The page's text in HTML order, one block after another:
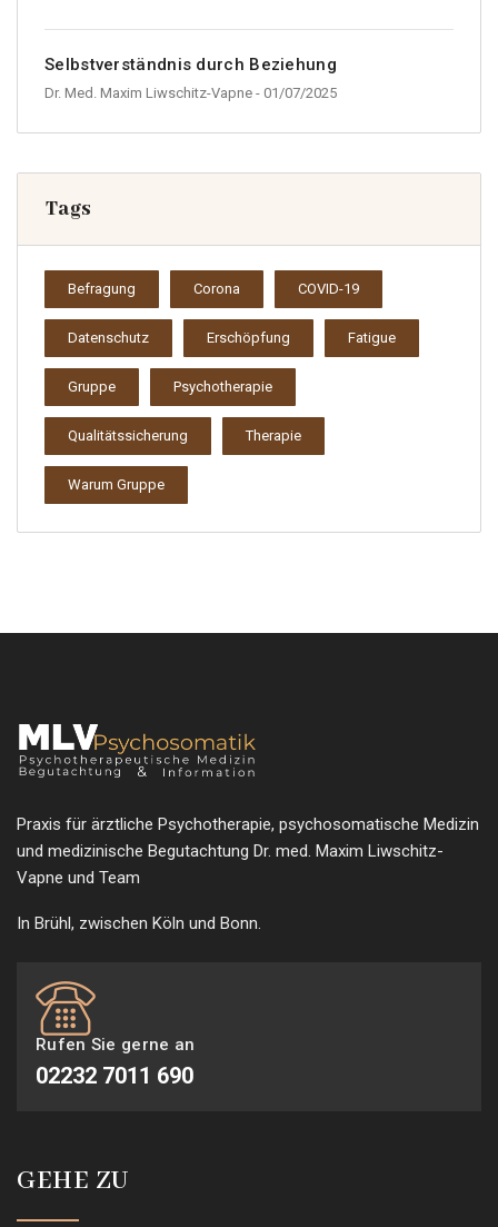
Selbstverständnis durch Beziehung
Dr. Med. Maxim Liwschitz-Vapne - 01/07/2025
Tags
Befragung Corona COVID-19
Datenschutz Erschöpfung Fatigue
Gruppe Psychotherapie
Qualitätssicherung Therapie
Warum Gruppe
Praxis für ärztliche Psychotherapie, psychosomatische Medizin
und medizinische Begutachtung Dr. med. Maxim Liwschitz-
Vapne und Team
In Brühl, zwischen Köln und Bonn.
Rufen Sie gerne an
02232 7011 690
GEHE ZU